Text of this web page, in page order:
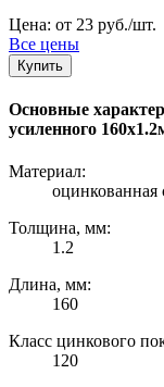
Цена: от 23 руб./шт.
Все цены
Купить
Основные
усиленного
Материал:
оцинкованная
Толщина, мм:
1.2
Длина, мм:
160
Класс цинкового
120